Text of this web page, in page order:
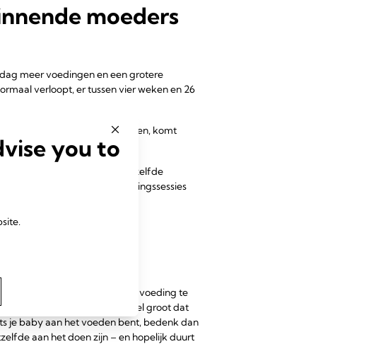
moeders
meer voedingen en een grotere
verloopt, er tussen vier weken en 26
De melk die ze drinken, komt
dus zijn ze verzadigd met dezelfde
hij groter wordt. De voedingssessies
hij efficiënter drinkt.
die
slapen?
om de hele nacht zonder voeding te
wakker – en de kans is heel groot dat
je baby aan het voeden bent, bedenk dan
aan het doen zijn – en hopelijk duurt
you to